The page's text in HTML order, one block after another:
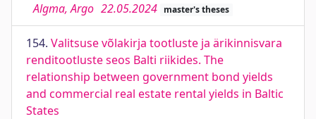
Algma, Argo 22.05.2024 master's theses
154. Valitsuse võlakirja tootluste ja ärikinnisvara
renditootluste seos Balti riikides. The
relationship between government bond yields
and commercial real estate rental yields in Baltic
States